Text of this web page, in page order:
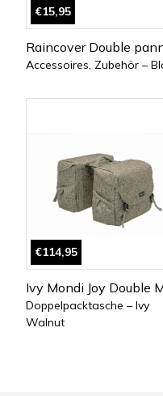
€15,95
Raincover Double
Accessoires, Zubehör –
€114,95
Ivy Mondi Joy Double
Doppelpacktasche – Ivy
Walnut